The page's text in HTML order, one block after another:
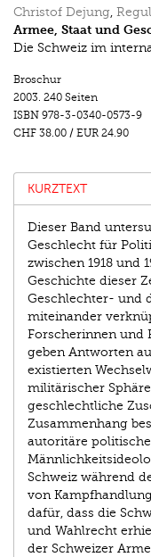
Christof Dejung,
Armee, Staat und
Die Schweiz im
Broschur
2003. 240 Seiten
ISBN 978-3-0340-0573-9
CHF 38.00 / EUR 24.90
KURZTEXT
Dieser Band
Geschlecht für
zwischen 1918 und
Geschichte dieser
Geschlechter- und
miteinander
Forscherinnen und
geben Antworten
existierten
militärischer
geschlechtliche
Zusammenhang
autoritäre
Schweiz während
von
dafür, dass die
und Wahlrecht
der Schweizer